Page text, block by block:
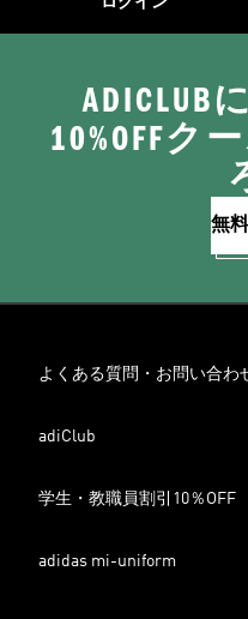
ADICLUB
10%OFFク
無
よくある質問・お問い合わ
adiClub
学生・教職員割引10％OFF
adidas mi-uniform